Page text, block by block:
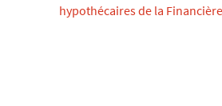
hypothécaires de la